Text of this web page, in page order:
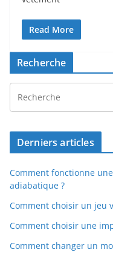
Read More
Recherche
Derniers articles
Comment fonctionne
adiabatique ?
Comment choisir un jeu
Comment choisir une
Comment changer un